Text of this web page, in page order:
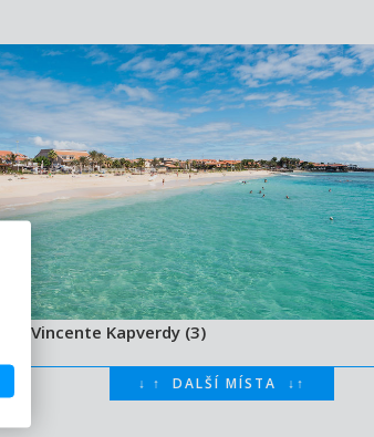
Sao Vincente Kapverdy (3)
↓ ↑ DALŠÍ MÍSTA ↓ ↑